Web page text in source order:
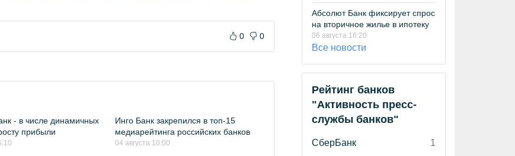
0 0
- в числе динамичных
прибыли
Инго Банк закрепился в топ-15
медиарейтинга российских банков
04 августа 10:00
Абсолют Банк фиксирует спрос
на вторичное жилье в ипотеку
06 августа 16:20
Все новости
Рейтинг банков
"Активность пресс-
службы банков"
СберБанк
1